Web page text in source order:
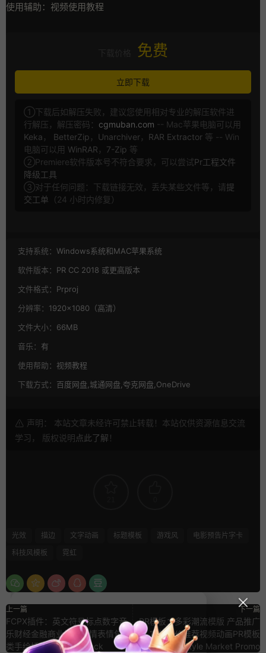
使用辅助：视频使用教程
免费
立即下载
①下载后如解压失败，建议您使用相对专业的解压软件进
行解压，解压密码： cgmuban.com -- Mac苹果电脑可以用
Keka ， BetterZip ， Unarchiver， RAR Extractor 等 -- Win
电脑可以用 WinRAR ， 7-Zip 等
②Premiere软件版本号不符合要求，可以尝试Pr工程文件
降级工具
③对于任何问题：下载链接无效，丢失某些文件等，请提
交工单 （24 小时内修复）
支持系统： Windows系统和MAC苹果系统
软件版本： PR CC 2018 或更高版本
文件格式： Prproj
分辨率： 1920×1080（高清）
文件大小： 66MB
音乐： 有
使用帮助： 视频教程
下载方式： 百度网盘,城通网盘,夸克网盘,OneDrive
声明： 本站文章未经许可禁止转载！本站仅供资源信息交流
学习， 版权说明点此了解 ！
光效 描边 文字动画 标题模板 游戏风
电影预告片字卡
科技风模板
霓虹
上一篇
FCPX插件：英文符号标点数字音
乐财经金融商业媒体爱情表情包 8
类手绘插件 Doodles Pack
下一篇
PR模板：多彩潮流模版 产品推广
宣传特价推荐视频动画PR模板
Style Market Promo